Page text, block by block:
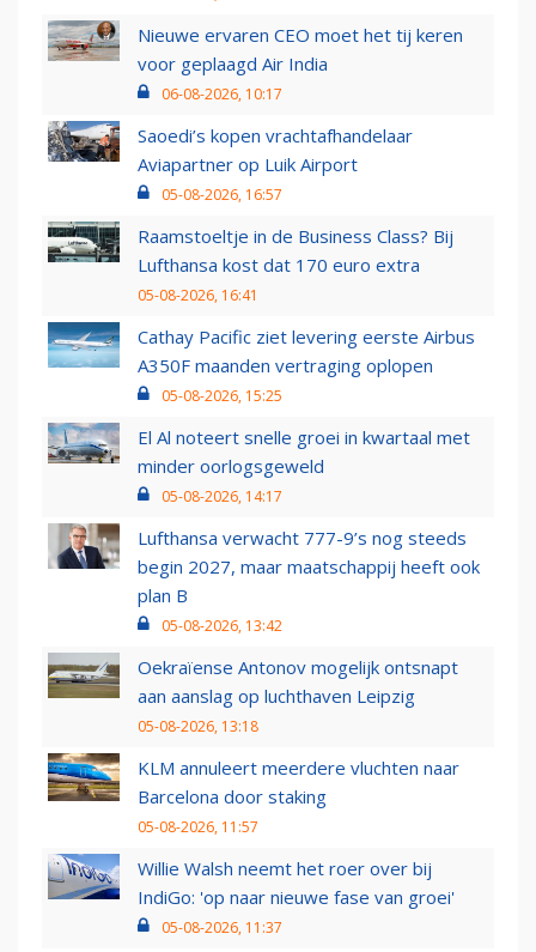
Nieuwe ervaren CEO moet het tij keren
voor geplaagd Air India
06-08-2026, 10:17
Saoedi’s kopen vrachtafhandelaar
Aviapartner op Luik Airport
05-08-2026, 16:57
Raamstoeltje in de Business Class? Bij
Lufthansa kost dat 170 euro extra
05-08-2026, 16:41
Cathay Pacific ziet levering eerste Airbus
A350F maanden vertraging oplopen
05-08-2026, 15:25
El Al noteert snelle groei in kwartaal met
minder oorlogsgeweld
05-08-2026, 14:17
Lufthansa verwacht 777-9’s nog steeds
begin 2027, maar maatschappij heeft ook
plan B
05-08-2026, 13:42
Oekraïense Antonov mogelijk ontsnapt
aan aanslag op luchthaven Leipzig
05-08-2026, 13:18
KLM annuleert meerdere vluchten naar
Barcelona door staking
05-08-2026, 11:57
Willie Walsh neemt het roer over bij
IndiGo: 'op naar nieuwe fase van groei'
05-08-2026, 11:37